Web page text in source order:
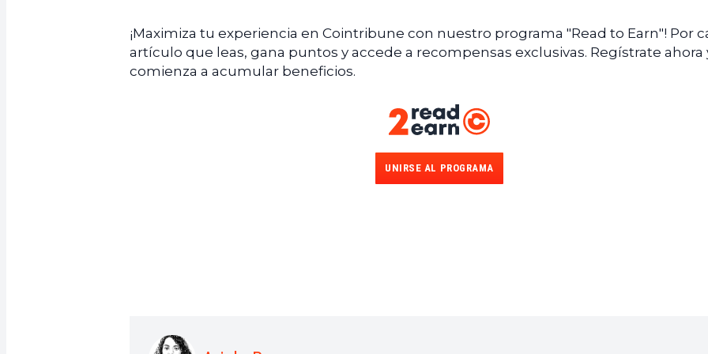
¡Maximiza tu experiencia en Cointribune con nuestro programa "Read to Earn"! Por
artículo que leas, gana puntos y accede a recompensas exclusivas. Regístrate ahora
comienza a acumular beneficios.
UNIRSE AL PROGRAMA